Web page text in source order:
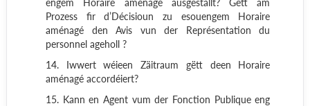
engem Horaire aménagé ausgestallt? Gëtt am
Prozess fir d’Décisioun zu esouengem Horaire
aménagé den Avis vun der Représentation du
personnel ageholl ?
14. Iwwert wéieen Zäitraum gëtt deen Horaire
aménagé accordéiert?
15. Kann en Agent vum der Fonction Publique eng